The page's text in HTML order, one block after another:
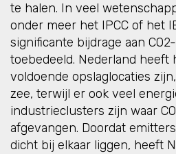
te halen. In veel
onder meer het IPCC of het
significante bijdrage aan
toebedeeld. Nederland heeft
voldoende opslaglocaties
zee, terwijl er ook veel
industrieclusters zijn waar
afgevangen. Doordat
dicht bij elkaar liggen, heeft